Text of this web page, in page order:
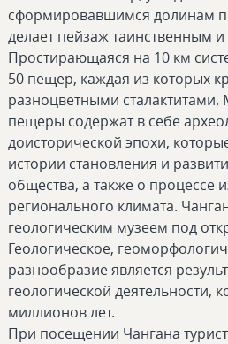
сформировавшимся долинам
делает пейзаж таинственным
Простирающаяся на 10 км
50 пещер, каждая из которых
разноцветными
пещеры содержат в себе
доисторической эпохи,
истории становления и
общества, а также о процессе
регионального климата.
геологическим музеем под
Геологическое,
разнообразие является
геологической деятельности,
миллионов лет.
При посещении Чангана